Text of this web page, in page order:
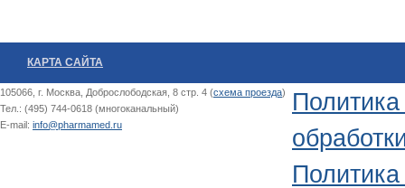
КАРТА САЙТА
105066, г. Москва, Доброслободская, 8 стр. 4 (схема проезда)
Тел.: (495) 744-0618 (многоканальный)
E-mail: info@pharmamed.ru